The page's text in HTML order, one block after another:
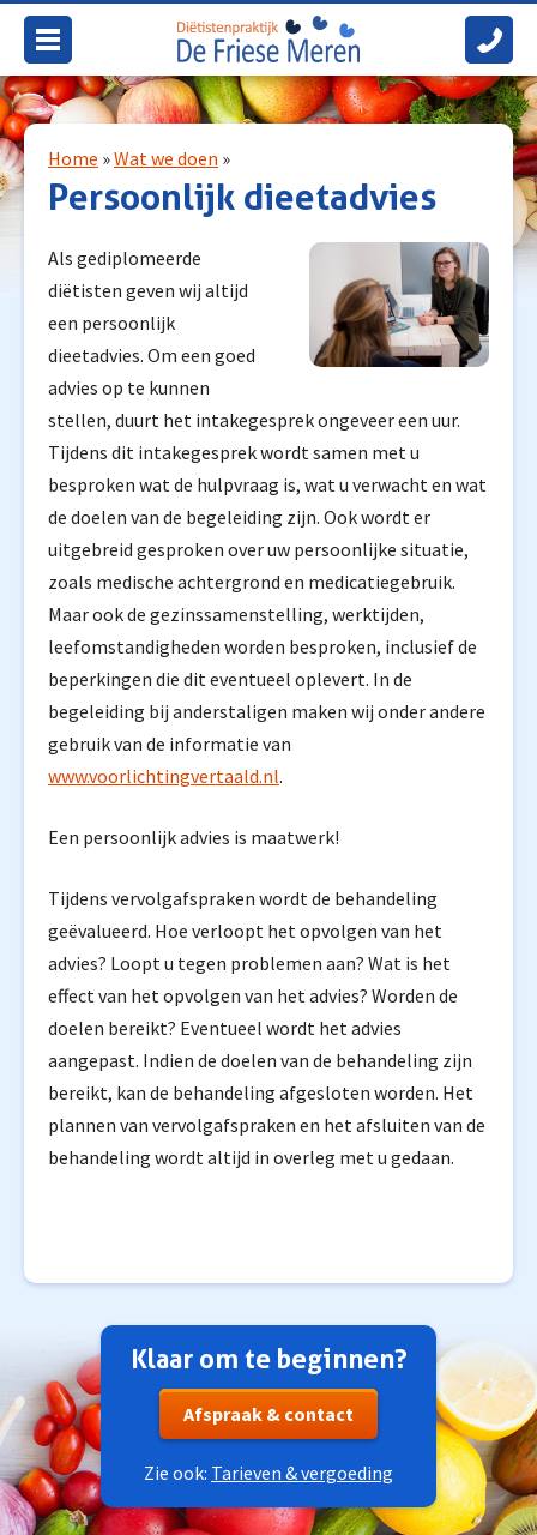
Home
Wat we doen
Voor wie?
Vergoeding
Wie we zijn
Verwijzers
Contact
Onze 14 locaties
Verwijzers
Meren
Home »Wat we doen »
Persoonlijk dieetadvies
Als gediplomeerde
diëtisten geven wij altijd
een persoonlijk
dieetadvies. Om een goed
advies op te kunnen
stellen, duurt het intakegesprek ongeveer een uur.
Tijdens dit intakegesprek wordt samen met u
besproken wat de hulpvraag is, wat u verwacht en wat
de doelen van de begeleiding zijn. Ook wordt er
uitgebreid gesproken over uw persoonlijke situatie,
zoals medische achtergrond en medicatiegebruik.
Maar ook de gezinssamenstelling, werktijden,
leefomstandigheden worden besproken, inclusief de
beperkingen die dit eventueel oplevert. In de
begeleiding bij anderstaligen maken wij onder andere
gebruik van de informatie van
www.voorlichtingvertaald.nl.
Een persoonlijk advies is maatwerk!
Tijdens vervolgafspraken wordt de behandeling
geëvalueerd. Hoe verloopt het opvolgen van het
advies? Loopt u tegen problemen aan? Wat is het
effect van het opvolgen van het advies? Worden de
doelen bereikt? Eventueel wordt het advies
aangepast. Indien de doelen van de behandeling zijn
bereikt, kan de behandeling afgesloten worden. Het
plannen van vervolgafspraken en het afsluiten van de
behandeling wordt altijd in overleg met u gedaan.
Klaar om te beginnen?
Afspraak & contact
Zie ook: Tarieven & vergoeding